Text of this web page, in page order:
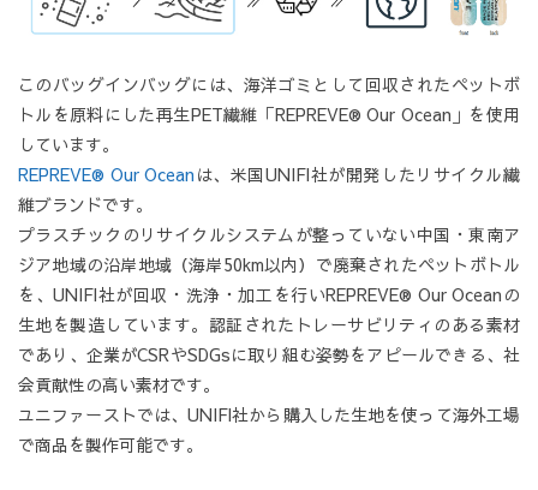
このバッグインバッグには、海洋ゴミとして回収されたペットボ
トルを原料にした再生PET繊維「REPREVE® Our Ocean」を使用
しています。
REPREVE® Our Ocean は、米国UNIFI社が開発したリサイクル繊
維ブランドです。
プラスチックのリサイクルシステムが整っていない中国・東南ア
ジア地域の沿岸地域（海岸50km以内）で廃棄されたペットボトル
を、UNIFI社が回収・洗浄・加工を行いREPREVE® Our Oceanの
生地を製造しています。認証されたトレーサビリティのある素材
であり、企業がCSRやSDGsに取り組む姿勢をアピールできる、社
会貢献性の高い素材です。
ユニファーストでは、UNIFI社から購入した生地を使って海外工場
で商品を製作可能です。